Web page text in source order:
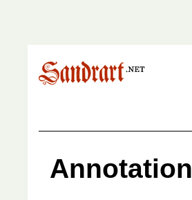
Annotation